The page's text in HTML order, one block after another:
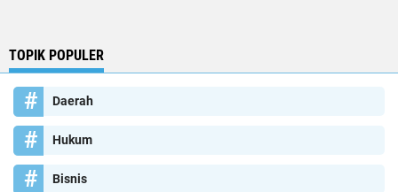
TOPIK POPULER
Daerah
Hukum
Bisnis